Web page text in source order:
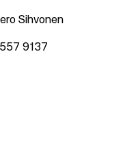
Sihvonen
9137